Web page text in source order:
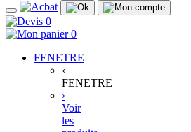
0
0
FENETRE
‹
FENETRE
›
Voir
les